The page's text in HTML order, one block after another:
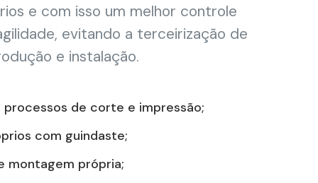
e com isso um melhor controle
evitando a terceirização de
e instalação.
processos de corte e impressão;
com guindaste;
montagem própria;